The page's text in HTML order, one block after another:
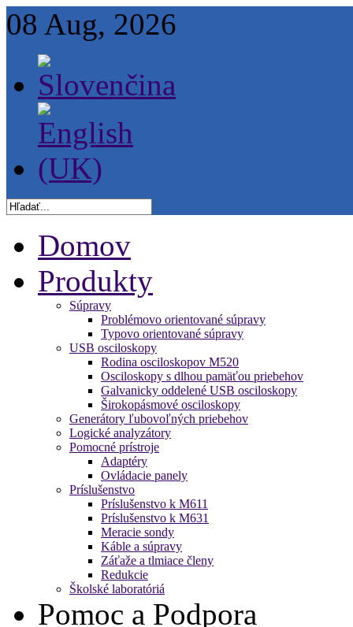
08 Aug, 2026
Domov
Produkty
Súpravy
Problémovo orientované súpravy
Typovo orientované súpravy
USB osciloskopy
Rodina osciloskopov M520
Osciloskopy s dlhou pamäťou priebehov
Galvanicky oddelené USB osciloskopy
Širokopásmové osciloskopy
Generátory ľubovoľných priebehov
Logické analyzátory
Pomocné prístroje
Adaptéry
Ovládacie panely
Príslušenstvo
Príslušenstvo k M611
Príslušenstvo k M631
Meracie sondy
Káble a súpravy
Záťaže a tlmiace členy
Redukcie
Školské laboratóriá
Pomoc a Podpora